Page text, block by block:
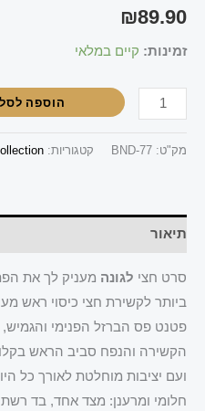
₪89.90
זמינות: קיים במלאי
הוספה לסל
מק"ט: BND-77 קטגוריות:
תיאור
סרט חצי לגונה מעניק לך את
ביותר לקשירת חצי כיסוי ראש
פטנט פס הברזל הפנימי
הקשירה והנפח סביב הראש
ועם יציבות מוחלטת לאורך כל
חלומי ומרענן: מצד אחד, בד רשת